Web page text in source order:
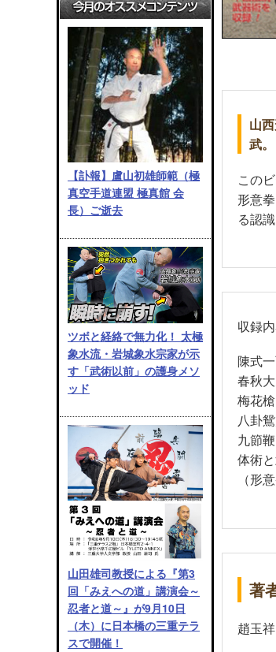
【訃報】盧山初雄師範（極
真空手道連盟 極真館 会
長）ご逝去
ツボと経絡で無力化！ 太極
象水流・岩城象水宗家が示
す「武術以前」の護身メソ
ッド
山田雄司教授による『第3
回「みえへの道」講演会～
忍者と道～』が9月10日
（木）に日本橋の三重テラ
スで開催！
山
武。
この
形意
る認
収録
陳式
春秋
梅花槍
八卦
九節鞭
体術
（形
著
趙玉祥